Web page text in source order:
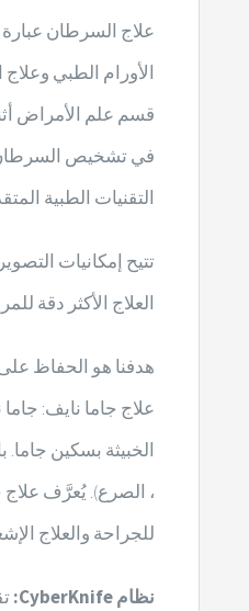
علاج السرطان
الأورام الطبي
قسم علم الأمراض
التقنيات الطبية
تتيح إمكانيات
العلاج الأكثر دقة
هدفنا هو الحفاظ
علاج جاما نايف:
الخبيثة بسكين
، الصرع). يُعرَّف علاج
للجراحة والعلاج
نظام CyberKnife: